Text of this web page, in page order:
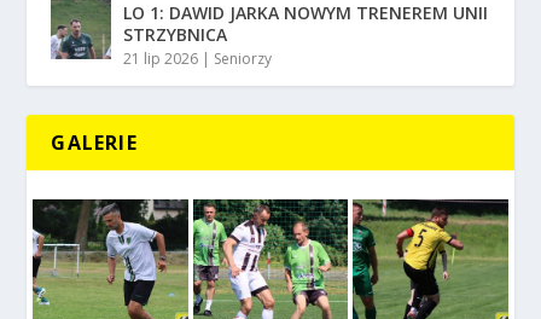
LO 1: DAWID JARKA NOWYM TRENEREM UNII
STRZYBNICA
21 lip 2026 | Seniorzy
GALERIE